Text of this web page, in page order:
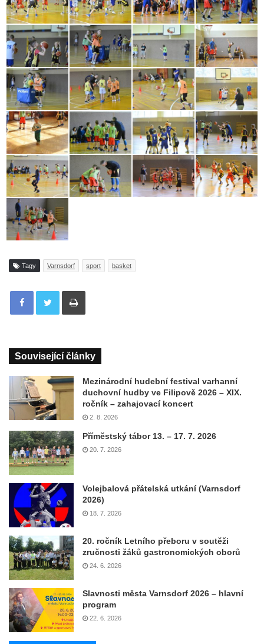
Tagy Varnsdorf sport basket
Tisknout
Související články
Mezinárodní hudební festival varhanní
duchovní hudby ve Filipově 2026 – XIX.
ročník – zahajovací koncert
2. 8. 2026
Příměstský tábor 13. – 17. 7. 2026
20. 7. 2026
Volejbalová přátelská utkání (Varnsdorf
2026)
18. 7. 2026
20. ročník Letního přeboru v soutěži
zručnosti žáků gastronomických oborů
24. 6. 2026
Slavnosti města Varnsdorf 2026 – hlavní
program
22. 6. 2026